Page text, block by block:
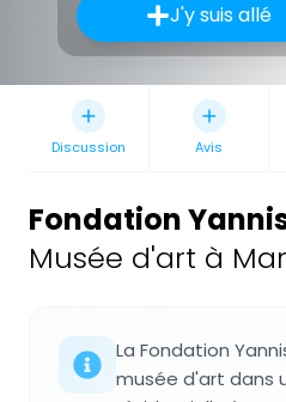
J'y suis allé
Discussion Avis
Fondation
Musée d'art à
La Fondation
musée d'art dans